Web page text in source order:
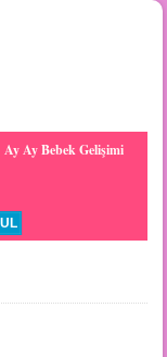
Ay Ay Bebek Gelişimi